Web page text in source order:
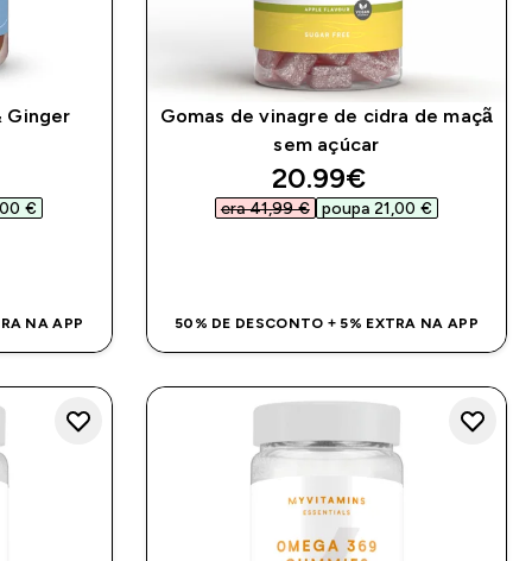
Ginger
price
€‎
NA APP
Gomas de vinagre de cidra de maçã
sem açúcar
discounted price
20.99€‎
era 41,99 €‎ poupa 21,00 €‎
50% DE DESCONTO + 5% EXTRA NA APP